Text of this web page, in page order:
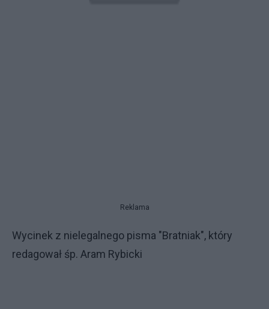
Reklama
Wycinek z nielegalnego pisma "Bratniak", który
redagował śp. Aram Rybicki